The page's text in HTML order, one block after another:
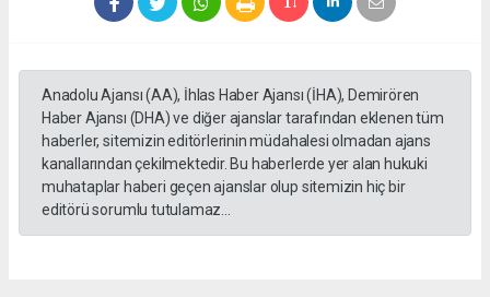
Anadolu Ajansı (AA), İhlas Haber Ajansı (İHA), Demirören
Haber Ajansı (DHA) ve diğer ajanslar tarafından eklenen tüm
haberler, sitemizin editörlerinin müdahalesi olmadan ajans
kanallarından çekilmektedir. Bu haberlerde yer alan hukuki
muhataplar haberi geçen ajanslar olup sitemizin hiç bir
editörü sorumlu tutulamaz...